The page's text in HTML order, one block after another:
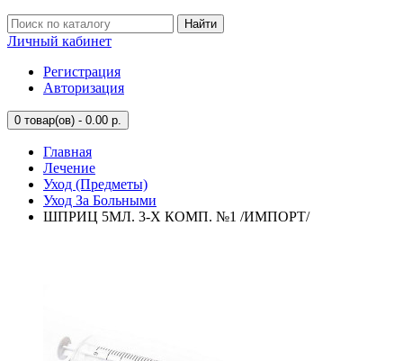
Найти
Личный кабинет
Регистрация
Авторизация
0 товар(ов) - 0.00 р.
Главная
Лечение
Уход (Предметы)
Уход За Больными
ШПРИЦ 5МЛ. 3-Х КОМП. №1 /ИМПОРТ/